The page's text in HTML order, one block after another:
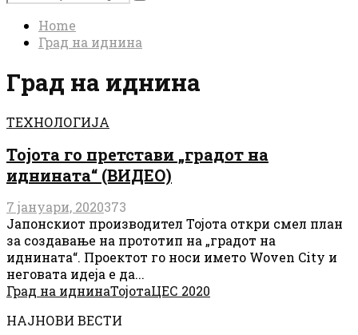
for:
Search
Home
Град на иднина
Град на иднина
ТЕХНОЛОГИЈА
Тојота го претстави „градот на
иднината“ (ВИДЕО)
7 јануари, 2020373
Јапонскиот производител Тојота откри смел план
за создавање на прототип на „градот на
иднината“. Проектот го носи името Woven City и
неговата идеја е да...
Град на иднинаТојотаЦЕС 2020
НАЈНОВИ ВЕСТИ